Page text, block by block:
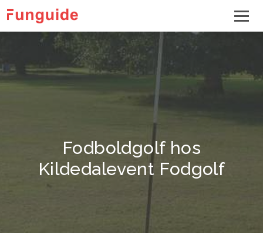
Fodboldgolf hos
Kildedalevent Fodgolf